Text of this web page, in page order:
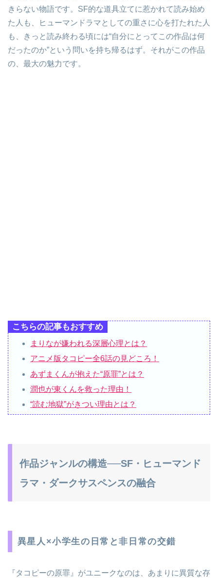
きらない物語です。SF的な道具立てに惹かれて読み始め
た人も、ヒューマンドラマとしての重さに心を打たれた人
も、きっと読み終わる頃には“自分にとってこの作品は何
だったのか”という問いを持ち帰るはず。それがこの作品
の、最大の魅力です。
こちらの記事もおすすめ
まりなが嫌われる深層心理とは？
アニメ版タコピー全6話の見どころ！
あずまくんが抱えた“原罪”とは？
潤也が東くんを救った理由！
“読む地獄”がきつい理由とは？
作品ジャンルの構造──SF・ヒューマンド
ラマ・ダークサスペンスの融合
異星人×小学生の日常と非日常の交錯
『タコピーの原罪』がユニークなのは、あまりに異質な存